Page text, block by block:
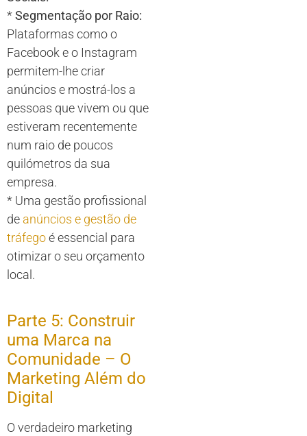
*Segmentação por Raio:
Plataformas como o
Facebook e o Instagram
permitem-lhe criar
anúncios e mostrá-los a
pessoas que vivem ou que
estiveram recentemente
num raio de poucos
quilómetros da sua
empresa.
* Uma gestão profissional
de anúncios e gestão de
tráfegoé essencial para
otimizar o seu orçamento
local.
Parte 5: Construir
uma Marca na
Comunidade – O
Marketing Além do
Digital
O verdadeiro marketing